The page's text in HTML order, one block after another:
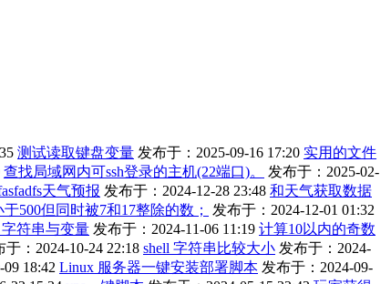
测试读取键盘变量 发布于：2025-09-16 17:20 实用的文件
查找局域网内可ssh登录的主机(22端口)。
发布于：2025-02-
天气预报 发布于：2024-12-28 23:48 和天气获取数据
500但同时被7和17整除的数；
发布于：2024-12-01 01:32
符串与变量 发布于：2024-11-06 11:19 计算10以内的奇数
于：2024-10-24 22:18 shell 字符串比较大小 发布于：2024-
18:42 Linux 服务器一键安装部署脚本 发布于：2024-09-